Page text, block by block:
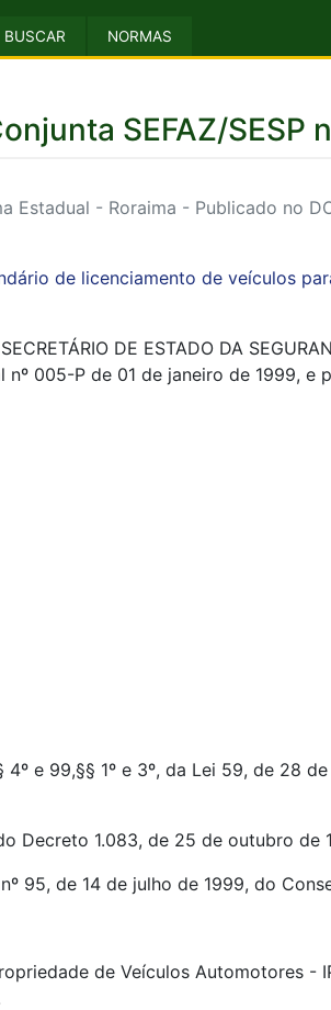
BUSCAR NORMAS
SEFAZ/SESP
Estadual - Roraima - Publicado no
de licenciamento de veículos
DE ESTADO DA
005-P de 01 de janeiro de 1999, e
e 99,§§ 1º e 3º, da Lei 59, de 28
Decreto 1.083, de 25 de outubro de
95, de 14 de julho de 1999, do
de Veículos Automotores -